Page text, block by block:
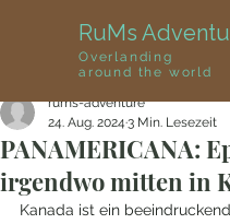
RuMs
Overlanding
around the world
PANAMERICANA:
irgendwo mitten in
rums-adventure
24. Aug. 2024 3 Min. Lesezeit
Kanada ist ein